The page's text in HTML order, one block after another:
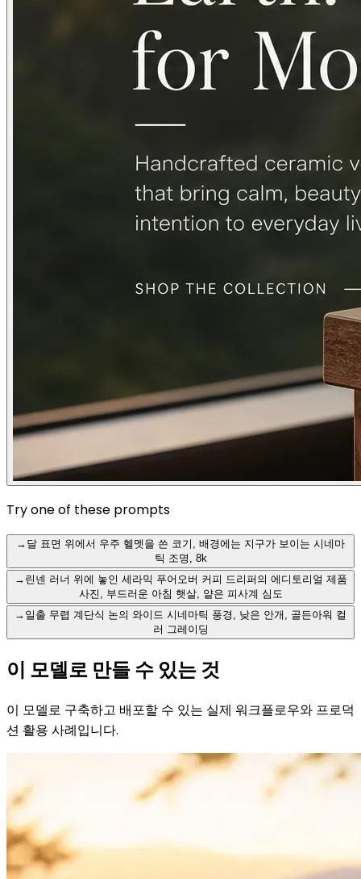
Try one of these prompts
→ 달 표면 위에서 우주 헬멧을 쓴 코기, 배경에는 지구가 보이는 시네마
틱 조명, 8k
→ 린넨 러너 위에 놓인 세라믹 푸어오버 커피 드리퍼의 에디토리얼 제품
사진, 부드러운 아침 햇살, 얕은 피사계 심도
→ 일출 무렵 계단식 논의 와이드 시네마틱 풍경, 낮은 안개, 골든아워 컬
러 그레이딩
이 모델로 만들 수 있는 것
이 모델로 구축하고 배포할 수 있는 실제 워크플로우와 프로덕
션 활용 사례입니다.